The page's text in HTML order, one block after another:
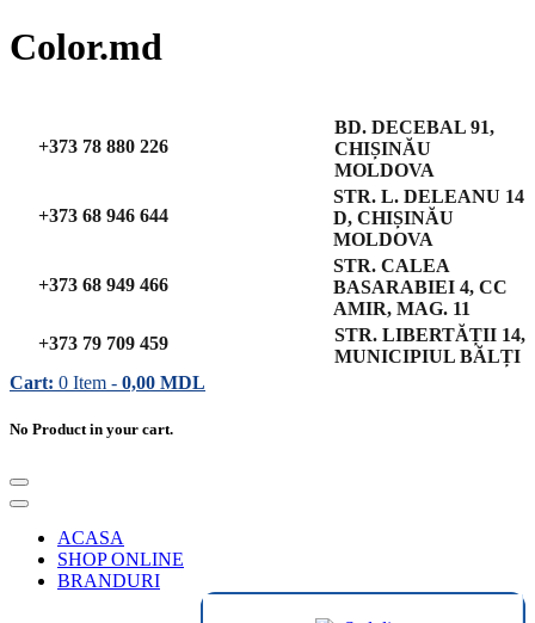
Color.md
+373 78 880 226
BD. DECEBAL 91,
CHIȘINĂU
MOLDOVA
+373 68 946 644
STR. L. DELEANU 14
D, CHIȘINĂU
MOLDOVA
+373 68 949 466
STR. CALEA
BASARABIEI 4, CC
AMIR, MAG. 11
+373 79 709 459
STR. LIBERTĂȚII 14,
MUNICIPIUL BĂLȚI
Cart: 0 Item - 0,00 MDL
No Product in your cart.
ACASA
SHOP ONLINE
BRANDURI